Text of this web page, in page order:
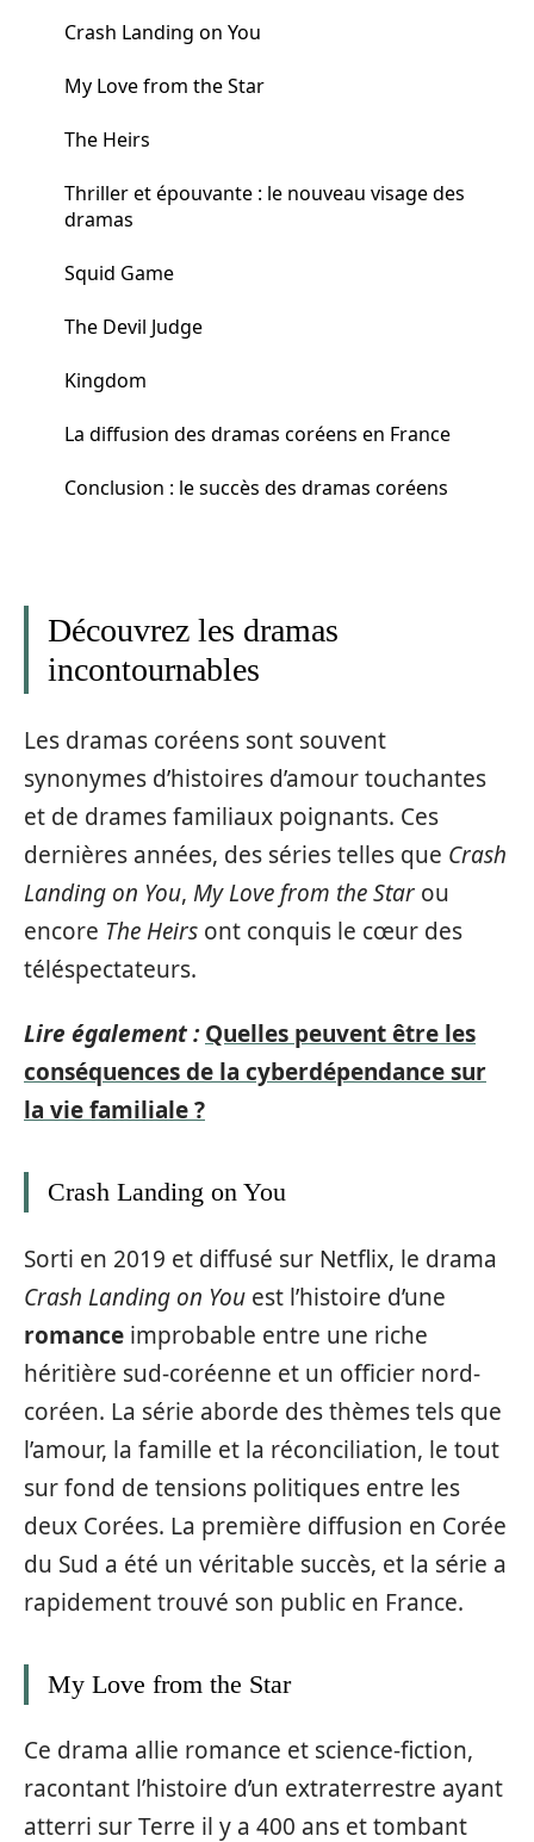
Crash Landing on You
My Love from the Star
The Heirs
Thriller et épouvante : le nouveau visage des
dramas
Squid Game
The Devil Judge
Kingdom
La diffusion des dramas coréens en France
Conclusion : le succès des dramas coréens
Découvrez les dramas
incontournables
Les dramas coréens sont souvent
synonymes d’histoires d’amour touchantes
et de drames familiaux poignants. Ces
dernières années, des séries telles que Crash
Landing on You, My Love from the Star ou
encore The Heirs ont conquis le cœur des
téléspectateurs.
Lire également : Quelles peuvent être les
conséquences de la cyberdépendance sur
la vie familiale ?
Crash Landing on You
Sorti en 2019 et diffusé sur Netflix, le drama
Crash Landing on You est l’histoire d’une
romance improbable entre une riche
héritière sud-coréenne et un officier nord-
coréen. La série aborde des thèmes tels que
l’amour, la famille et la réconciliation, le tout
sur fond de tensions politiques entre les
deux Corées. La première diffusion en Corée
du Sud a été un véritable succès, et la série a
rapidement trouvé son public en France.
My Love from the Star
Ce drama allie romance et science-fiction,
racontant l’histoire d’un extraterrestre ayant
atterri sur Terre il y a 400 ans et tombant